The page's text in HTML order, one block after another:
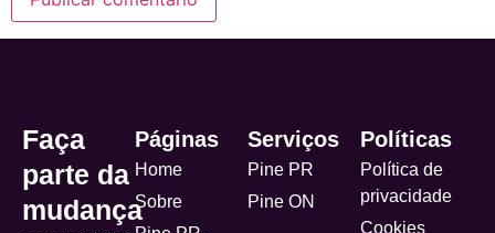
Faça
parte da
mudança
Páginas
Home
Sobre
Serviços
Pine PR
Pine ON
Políticas
Política de
privacidade
Cookies